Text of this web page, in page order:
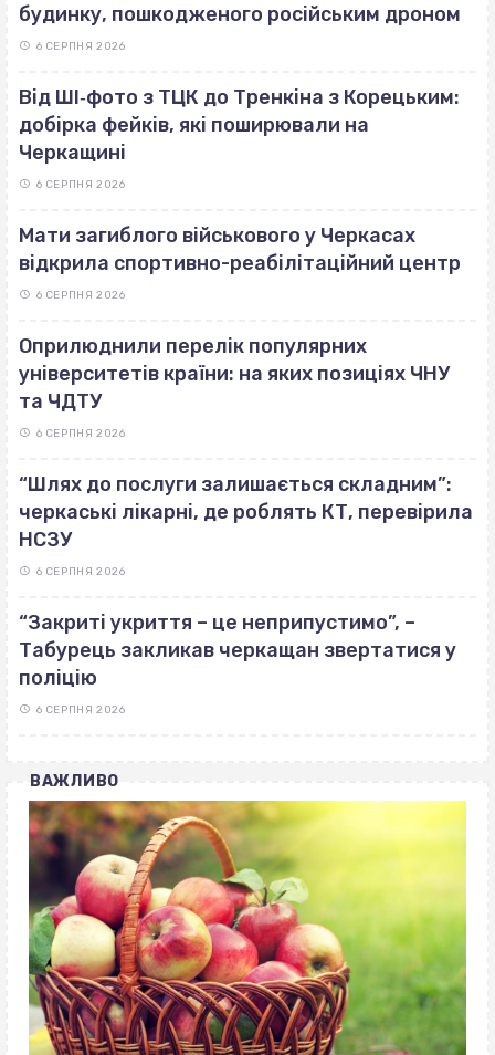
будинку, пошкодженого російським дроном
6 СЕРПНЯ 2026
Від ШІ‐фото з ТЦК до Тренкіна з Корецьким:
добірка фейків, які поширювали на
Черкащині
6 СЕРПНЯ 2026
Мати загиблого військового у Черкасах
відкрила спортивно-реабілітаційний центр
6 СЕРПНЯ 2026
Оприлюднили перелік популярних
університетів країни: на яких позиціях ЧНУ
та ЧДТУ
6 СЕРПНЯ 2026
“Шлях до послуги залишається складним”:
черкаські лікарні, де роблять КТ, перевірила
НСЗУ
6 СЕРПНЯ 2026
“Закриті укриття – це неприпустимо”, –
Табурець закликав черкащан звертатися у
поліцію
6 СЕРПНЯ 2026
ВАЖЛИВО